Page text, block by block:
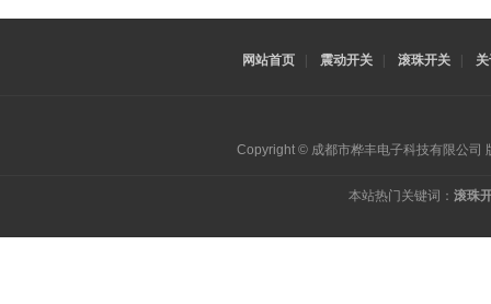
网站首页 震动开关 滚珠开关
Copyright © 成都市桦丰电子科技有限公
本站热门关键词： 滚珠